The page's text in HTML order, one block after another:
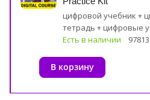
цифровой учебник +
тетрадь + цифровые
цифровые ресурсные
Есть в наличии
В корзину